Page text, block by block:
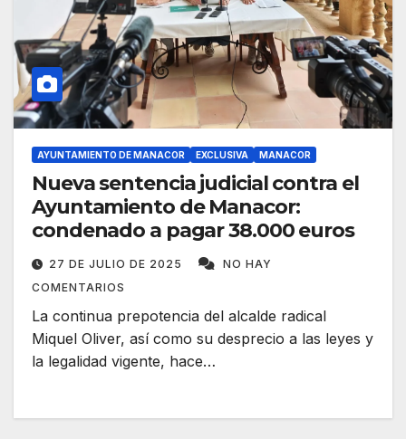
AYUNTAMIENTO DE MANACOR EXCLUSIVA MANACOR
Nueva sentencia judicial contra el
Ayuntamiento de Manacor:
condenado a pagar 38.000 euros
27 DE JULIO DE 2025
NO HAY
COMENTARIOS
La continua prepotencia del alcalde radical
Miquel Oliver, así como su desprecio a las leyes y
la legalidad vigente, hace…